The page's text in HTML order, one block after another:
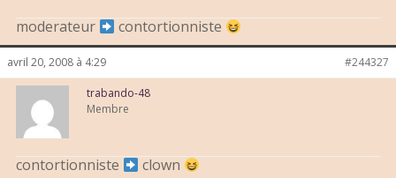
moderateur contortionniste
avril 20, 2008 à 4:29 #244327
trabando-48
Membre
contortionniste clown